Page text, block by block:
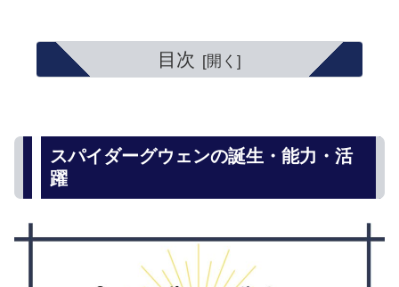
目次
スパイダーグウェンの誕生・能力・活
躍